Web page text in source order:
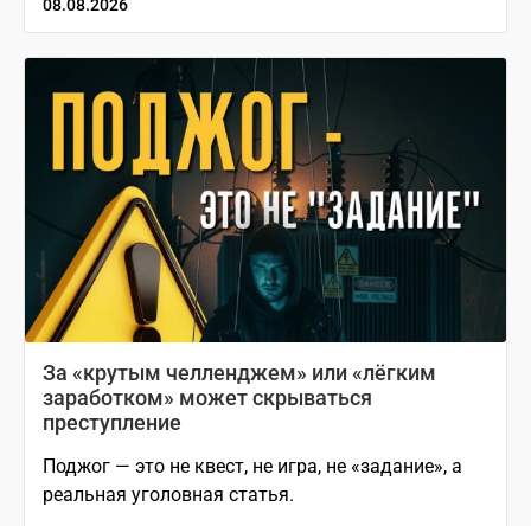
08.08.2026
За «крутым челленджем» или «лёгким
заработком» может скрываться
преступление
Поджог — это не квест, не игра, не «задание», а
реальная уголовная статья.